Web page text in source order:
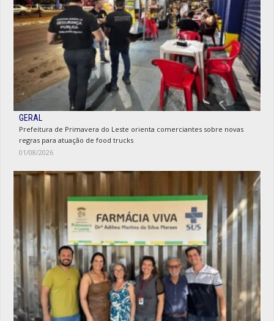
GERAL
Prefeitura de Primavera do Leste orienta comerciantes sobre novas
regras para atuação de food trucks
01/08/2026